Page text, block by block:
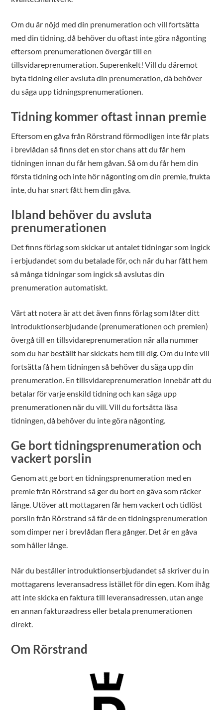
Om du är nöjd med din prenumeration och vill fortsätta
med din tidning, då behöver du oftast inte göra någonting
eftersom prenumerationen övergår till en
tillsvidareprenumeration. Superenkelt! Vill du däremot
byta tidning eller avsluta din prenumeration, då behöver
du säga upp tidningsprenumerationen.
Tidning kommer oftast innan premie
Eftersom en gåva från Rörstrand förmodligen inte får plats
i brevlådan så finns det en stor chans att du får hem
tidningen innan du får hem gåvan. Så om du får hem din
första tidning och inte hör någonting om din premie, frukta
inte, du har snart fått hem din gåva.
Ibland behöver du avsluta
prenumerationen
Det finns förlag som skickar ut antalet tidningar som ingick
i erbjudandet som du betalade för, och när du har fått hem
så många tidningar som ingick så avslutas din
prenumeration automatiskt.
Värt att notera är att det även finns förlag som låter ditt
introduktionserbjudande (prenumerationen och premien)
övergå till en tillsvidareprenumeration när alla nummer
som du har beställt har skickats hem till dig. Om du inte vill
fortsätta få hem tidningen så behöver du säga upp din
prenumeration. En tillsvidareprenumeration innebär att du
betalar för varje enskild tidning och kan säga upp
prenumerationen när du vill. Vill du fortsätta läsa
tidningen, då behöver du inte göra någonting.
Ge bort tidningsprenumeration och
vackert porslin
Genom att ge bort en tidningsprenumeration med en
premie från Rörstrand så ger du bort en gåva som räcker
länge. Utöver att mottagaren får hem vackert och tidlöst
porslin från Rörstrand så får de en tidningsprenumeration
som dimper ner i brevlådan flera gånger. Det är en gåva
som håller länge.
När du beställer introduktionserbjudandet så skriver du in
mottagarens leveransadress istället för din egen. Kom ihåg
att inte skicka en faktura till leveransadressen, utan ange
en annan fakturaadress eller betala prenumerationen
direkt.
Om Rörstrand